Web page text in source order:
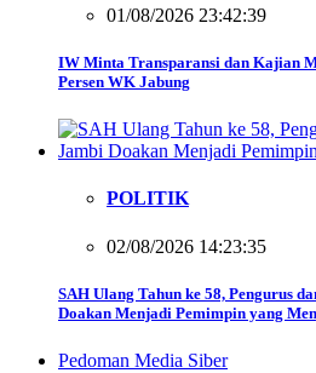
01/08/2026 23:42:39
IW Minta Transparansi dan Kajian
Persen WK Jabung
POLITIK
02/08/2026 14:23:35
SAH Ulang Tahun ke 58, Pengurus
Doakan Menjadi Pemimpin yang
Pedoman Media Siber